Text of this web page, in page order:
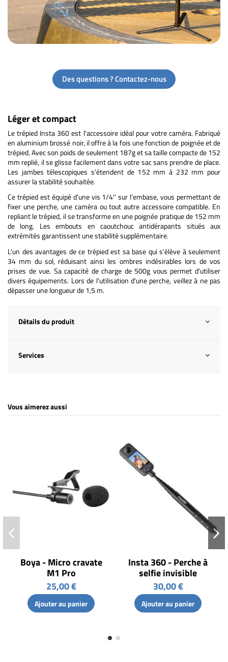
Des questions ? Contactez-nous
Léger et compact
Le trépied Insta 360 est l'accessoire idéal pour votre caméra. Fabriqué
en aluminium brossé noir, il offre à la fois une fonction de poignée et de
trépied. Avec son poids de seulement 187g et sa taille compacte de 152
mm replié, il se glisse facilement dans votre sac sans prendre de place.
Les jambes télescopiques s'étendent de 152 mm à 232 mm pour
assurer la stabilité souhaitée.
Ce trépied est équipé d'une vis 1/4'' sur l'embase, vous permettant de
fixer une perche, une caméra ou tout autre accessoire compatible. En
repliant le trépied, il se transforme en une poignée pratique de 152 mm
de long. Les embouts en caoutchouc antidérapants situés aux
extrémités garantissent une stabilité supplémentaire.
L'un des avantages de ce trépied est sa base qui s'élève à seulement
34 mm du sol, réduisant ainsi les ombres indésirables lors de vos
prises de vue. Sa capacité de charge de 500g vous permet d'utiliser
divers équipements. Lors de l'utilisation d'une perche, veillez à ne pas
dépasser une longueur de 1,5 m.
Détails du produit
Services
Vous aimerez aussi
Boya - Micro cravate
M1 Pro
25,00 €
Ajouter au panier
Insta 360 - Perche à
selfie invisible
30,00 €
Ajouter au panier